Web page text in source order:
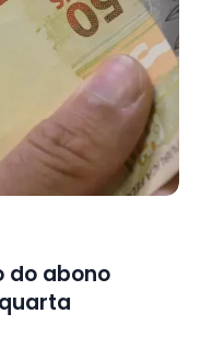
do abono